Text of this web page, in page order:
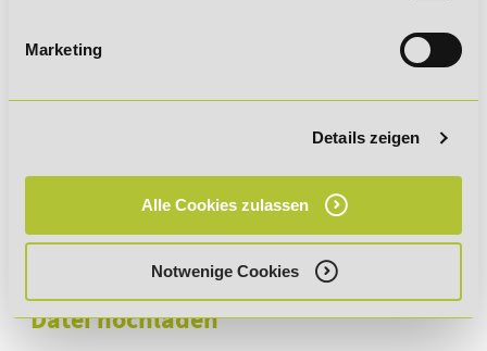
Marketing
Details zeigen
Alle Cookies zulassen
Notwenige Cookies
Datei hochladen